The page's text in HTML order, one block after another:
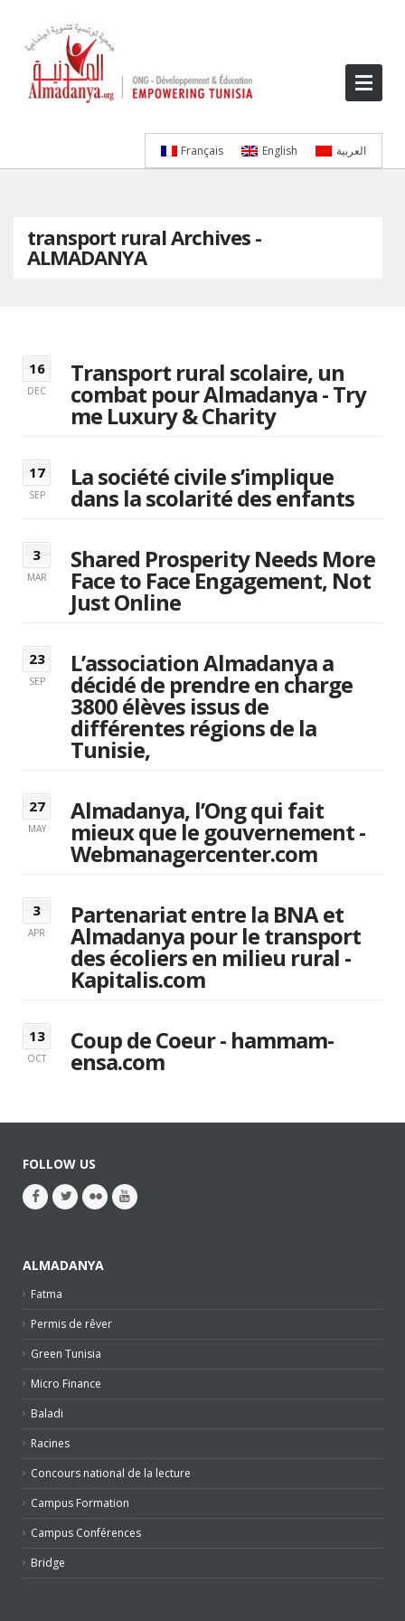
Français English العربية
transport rural Archives -
ALMADANYA
16
DEC
Transport rural scolaire, un
combat pour Almadanya - Try
me Luxury & Charity
17
SEP
La société civile s’implique
dans la scolarité des enfants
3
MAR
Shared Prosperity Needs More
Face to Face Engagement, Not
Just Online
23
SEP
L’association Almadanya a
décidé de prendre en charge
3800 élèves issus de
différentes régions de la
Tunisie,
27
MAY
Almadanya, l’Ong qui fait
mieux que le gouvernement -
Webmanagercenter.com
3
APR
Partenariat entre la BNA et
Almadanya pour le transport
des écoliers en milieu rural -
Kapitalis.com
13
OCT
Coup de Coeur - hammam-
ensa.com
FOLLOW US
ALMADANYA
Fatma
Permis de rêver
Green Tunisia
Micro Finance
Baladi
Racines
Concours national de la lecture
Campus Formation
Campus Conférences
Bridge